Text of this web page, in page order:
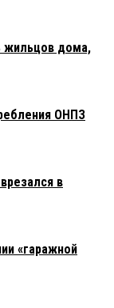
жильцов дома,
ОНПЗ
в
«гаражной